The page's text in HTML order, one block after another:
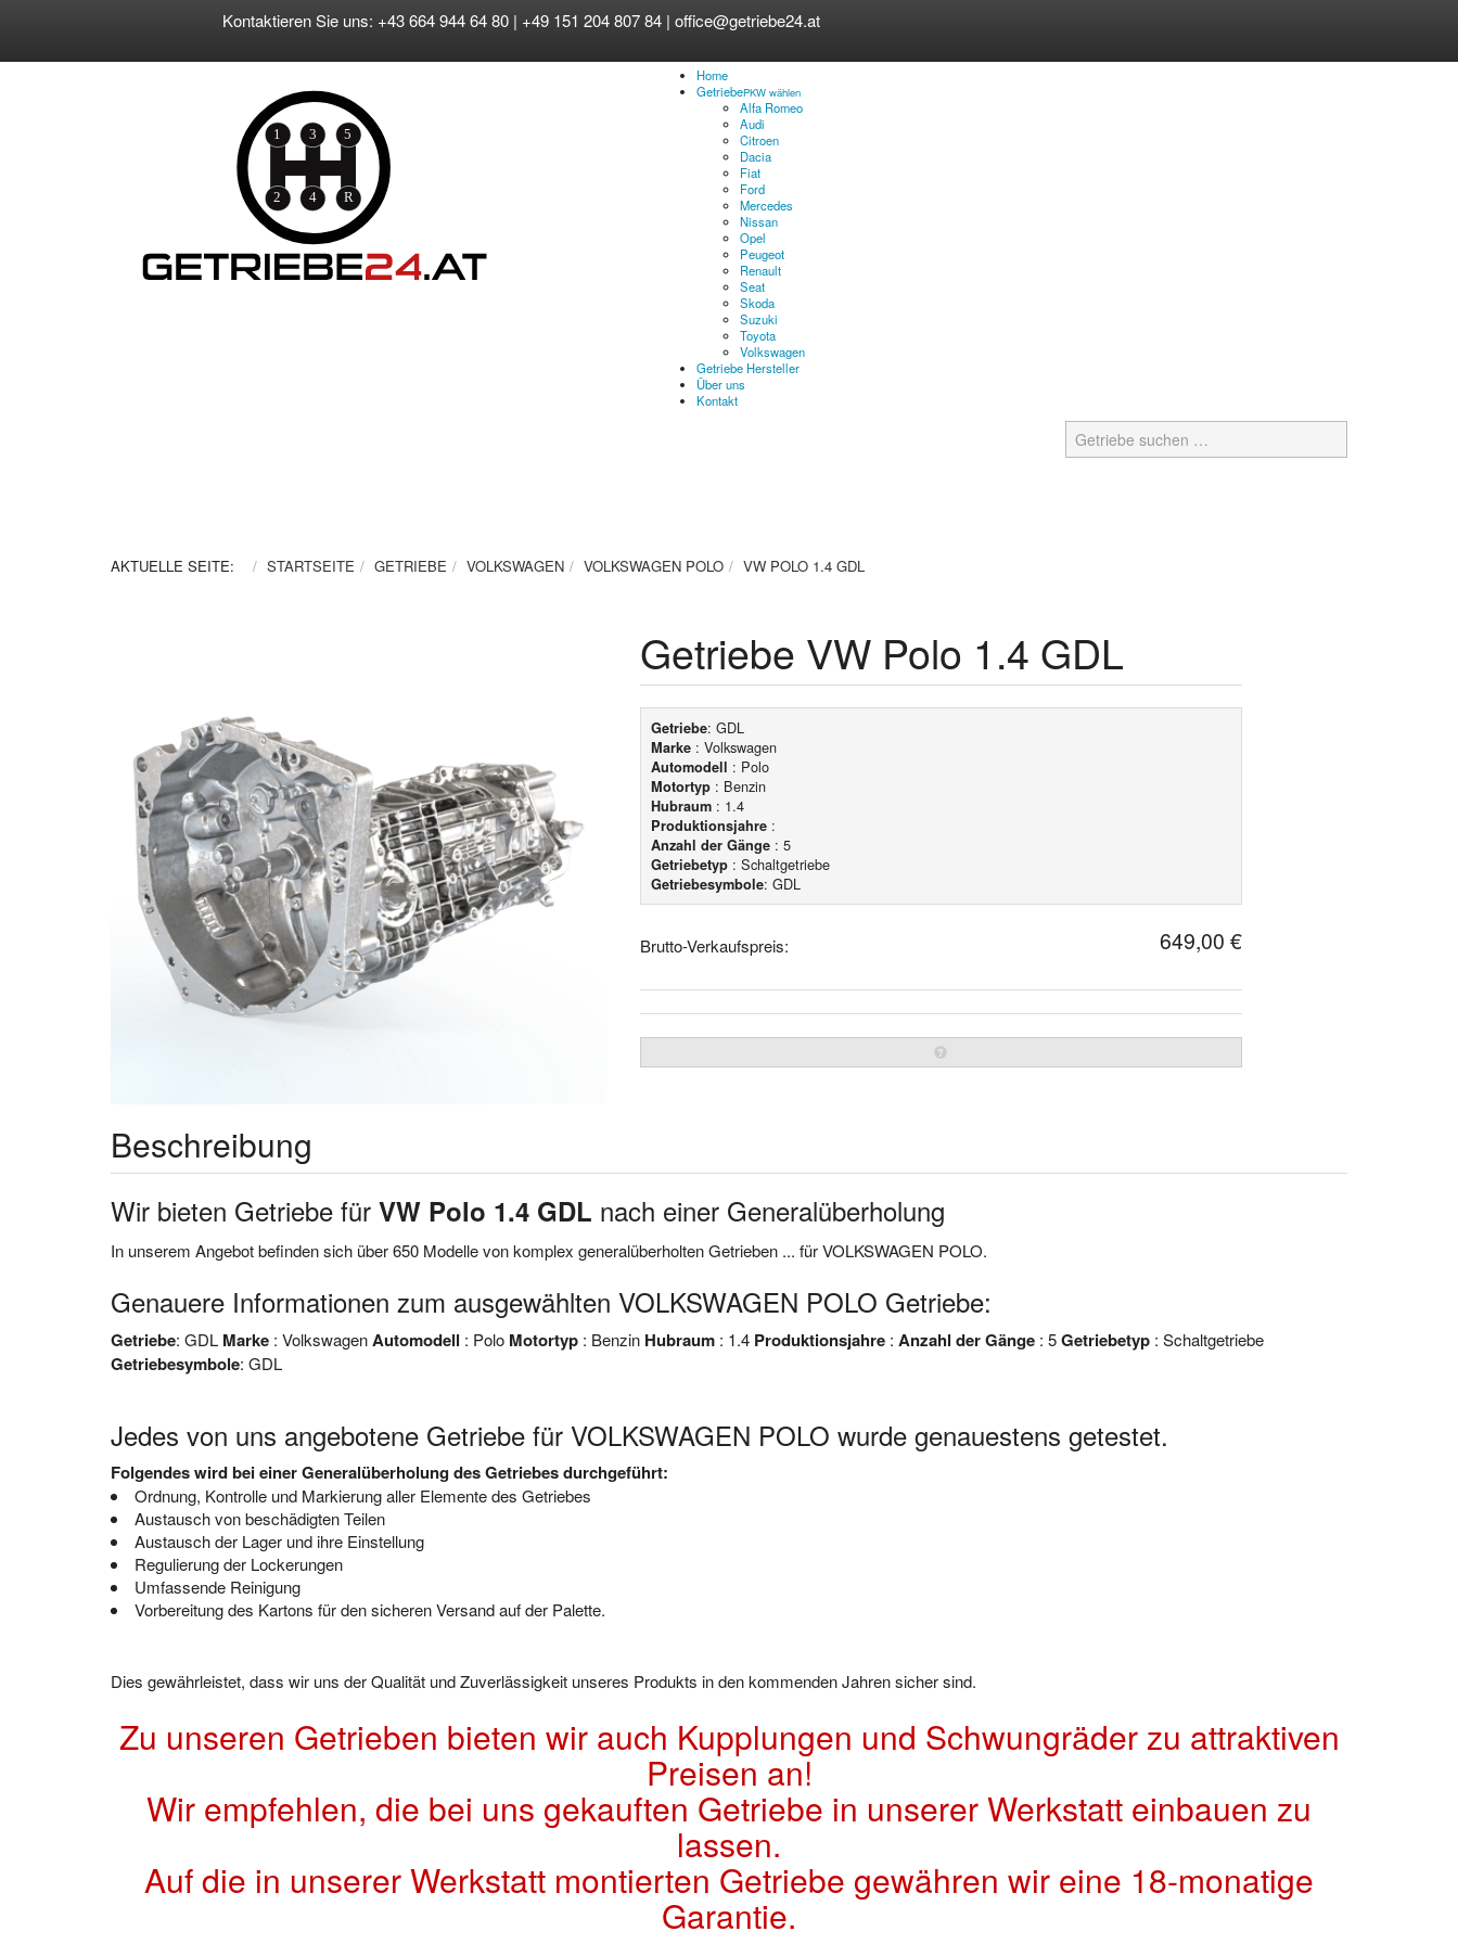
Kontaktieren Sie uns: +43 664 944 64 80 | +49 151 204 807 84 |office@getriebe24.at
Home
GetriebePKW wählen
Alfa Romeo
Audi
Citroen
Dacia
Fiat
Ford
Mercedes
Nissan
Opel
Peugeot
Renault
Seat
Skoda
Suzuki
Toyota
Volkswagen
Getriebe Hersteller
Über uns
Kontakt
AKTUELLE SEITE: STARTSEITE GETRIEBE VOLKSWAGEN VOLKSWAGEN POLO VW POLO 1.4 GDL
Getriebe VW Polo 1.4 GDL
Getriebe: GDL
Marke: Volkswagen
Automodell : Polo
Motortyp: Benzin
Hubraum: 1.4
Produktionsjahre:
Anzahl der Gänge: 5
Getriebetyp: Schaltgetriebe
Getriebesymbole: GDL
Brutto-Verkaufspreis: 649,00 €
Beschreibung
Wir bieten Getriebe für VW Polo 1.4 GDL nach einer Generalüberholung
In unserem Angebot befinden sich über 650 Modelle von komplex generalüberholten Getrieben ... für VOLKSWAGEN POLO.
Genauere Informationen zum ausgewählten VOLKSWAGEN POLO Getriebe:
Getriebe: GDL Marke : VolkswagenAutomodell : Polo Motortyp : Benzin Hubraum : 1.4 Produktionsjahre : Anzahl der Gänge : 5Getriebetyp : Schaltgetriebe
Getriebesymbole: GDL
Jedes von uns angebotene Getriebe für VOLKSWAGEN POLO wurde genauestens getestet.
Folgendes wird bei einer Generalüberholung des Getriebes durchgeführt:
Ordnung, Kontrolle und Markierung aller Elemente des Getriebes
Austausch von beschädigten Teilen
Austausch der Lager und ihre Einstellung
Regulierung der Lockerungen
Umfassende Reinigung
Vorbereitung des Kartons für den sicheren Versand auf der Palette.
Dies gewährleistet, dass wir uns der Qualität und Zuverlässigkeit unseres Produkts in den kommenden Jahren sicher sind.
Zu unseren Getrieben bieten wir auch Kupplungen und Schwungräder zu attraktiven
Preisen an!
Wir empfehlen, die bei uns gekauften Getriebe in unserer Werkstatt einbauen zu
lassen.
Auf die in unserer Werkstatt montierten Getriebe gewähren wir eine 18-monatige
Garantie.